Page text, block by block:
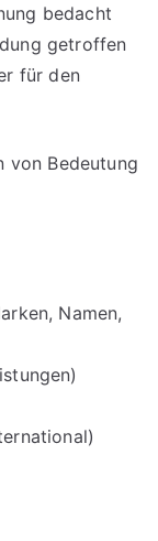
bedacht
getroffen
für den
von Bedeutung
Namen,